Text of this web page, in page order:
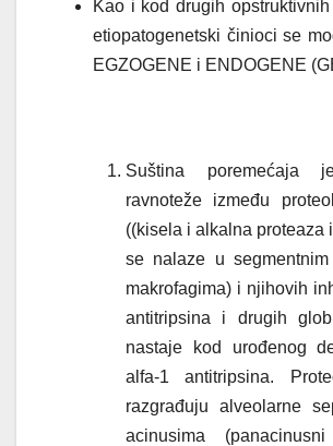
Kao i kod drugih
etiopatogenetski činioci se
EGZOGENE i ENDOGENE
Suština poremećaja
ravnoteže između
((kisela i alkalna proteaza
se nalaze u
makrofagima) i njihovih
antitripsina i drugih
nastaje kod urođenog
alfa-1 antitripsina.
razgrađuju alveolarne
acinusima